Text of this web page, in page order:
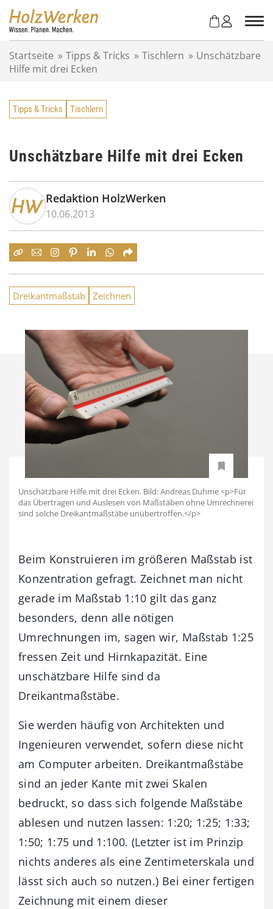
Startseite » Tipps & Tricks » Tischlern » Unschätzbare
Hilfe mit drei Ecken
Tipps & Tricks Tischlern
Unschätzbare Hilfe mit drei Ecken
Redaktion HolzWerken
10.06.2013
Dreikantmaßstab Zeichnen
Unschätzbare Hilfe mit drei Ecken. Bild: Andreas Duhme <p>Für
das Übertragen und Auslesen von Maßstäben ohne Umrechnerei
sind solche Dreikantmaßstäbe unübertroffen.</p>
Beim Konstruieren im größeren Maßstab ist
Konzentration gefragt. Zeichnet man nicht
gerade im Maßstab 1:10 gilt das ganz
besonders, denn alle nötigen
Umrechnungen im, sagen wir, Maßstab 1:25
fressen Zeit und Hirnkapazität. Eine
unschätzbare Hilfe sind da
Dreikantmaßstäbe.
Sie werden häufig von Architekten und
Ingenieuren verwendet, sofern diese nicht
am Computer arbeiten. Dreikantmaßstäbe
sind an jeder Kante mit zwei Skalen
bedruckt, so dass sich folgende Maßstäbe
ablesen und nutzen lassen: 1:20; 1:25; 1:33;
1:50; 1:75 und 1:100. (Letzter ist im Prinzip
nichts anderes als eine Zentimeterskala und
lässt sich auch so nutzen.) Bei einer fertigen
Zeichnung mit einem dieser